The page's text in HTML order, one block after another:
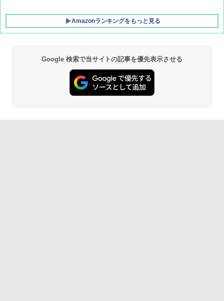
Amazonランキングをもっと見る
BUNDOK(バンドック)ソロ ドーム 1 EX BDK
-08EX カーキ ソロキャンプ ポリエステル フ
レーム テント
￥14,800
Google 検索で当サイトの記事を優先表示させる